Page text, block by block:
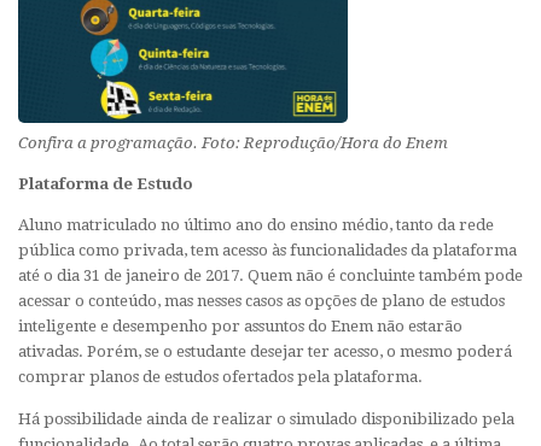
Confira a programação. Foto: Reprodução/Hora do Enem
Plataforma de Estudo
Aluno matriculado no último ano do ensino médio, tanto da rede
pública como privada, tem acesso às funcionalidades da plataforma
até o dia 31 de janeiro de 2017. Quem não é concluinte também pode
acessar o conteúdo, mas nesses casos as opções de plano de estudos
inteligente e desempenho por assuntos do Enem não estarão
ativadas. Porém, se o estudante desejar ter acesso, o mesmo poderá
comprar planos de estudos ofertados pela plataforma.
Há possibilidade ainda de realizar o simulado disponibilizado pela